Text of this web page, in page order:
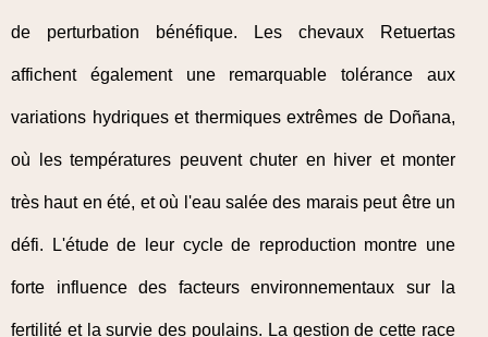
de perturbation bénéfique. Les chevaux Retuertas
affichent également une remarquable tolérance aux
variations hydriques et thermiques extrêmes de Doñana,
où les températures peuvent chuter en hiver et monter
très haut en été, et où l'eau salée des marais peut être un
défi. L'étude de leur cycle de reproduction montre une
forte influence des facteurs environnementaux sur la
fertilité et la survie des poulains. La gestion de cette race